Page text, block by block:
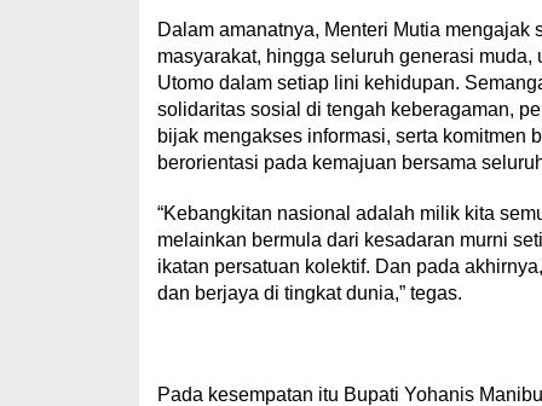
Dalam amanatnya, Menteri Mutia
masyarakat, hingga seluruh generasi
Utomo dalam setiap lini kehidupan.
solidaritas sosial di tengah keberagaman,
bijak mengakses informasi, serta komitmen
berorientasi pada kemajuan bersama
“Kebangkitan nasional adalah milik kita
melainkan bermula dari kesadaran murni
ikatan persatuan kolektif. Dan pada
dan berjaya di tingkat dunia,” tegas.
Pada kesempatan itu Bupati Yohanis